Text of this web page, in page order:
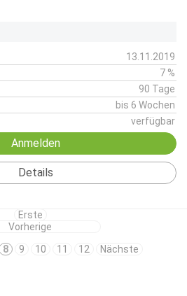
13.11.2019
7 %
90 Tage
bis 6 Wochen
verfügbar
Anmelden
Details
Erste
Vorherige
8 9 10 11 12 Nächste